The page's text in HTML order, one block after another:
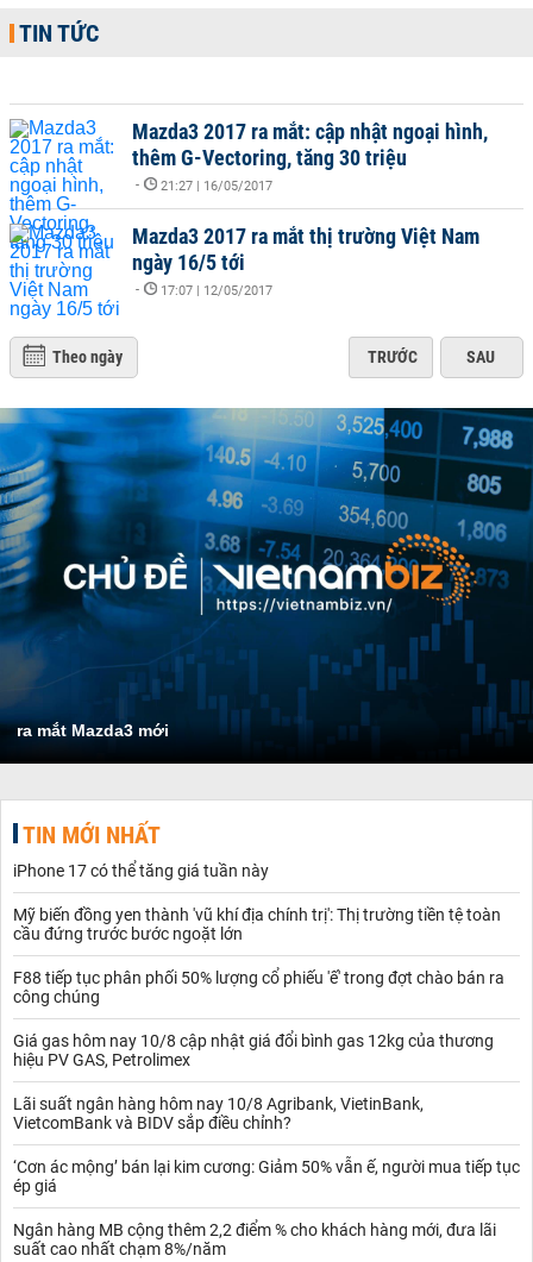
TIN TỨC
Mazda3 2017 ra mắt: cập nhật ngoại hình,
thêm G-Vectoring, tăng 30 triệu
- 21:27 | 16/05/2017
Mazda3 2017 ra mắt thị trường Việt Nam
ngày 16/5 tới
- 17:07 | 12/05/2017
Theo ngày TRƯỚC SAU
ra mắt Mazda3 mới
TIN MỚI NHẤT
iPhone 17 có thể tăng giá tuần này
Mỹ biến đồng yen thành 'vũ khí địa chính trị': Thị trường tiền tệ toàn
cầu đứng trước bước ngoặt lớn
F88 tiếp tục phân phối 50% lượng cổ phiếu 'ế' trong đợt chào bán ra
công chúng
Giá gas hôm nay 10/8 cập nhật giá đổi bình gas 12kg của thương
hiệu PV GAS, Petrolimex
Lãi suất ngân hàng hôm nay 10/8 Agribank, VietinBank,
VietcomBank và BIDV sắp điều chỉnh?
‘Cơn ác mộng’ bán lại kim cương: Giảm 50% vẫn ế, người mua tiếp tục
ép giá
Ngân hàng MB cộng thêm 2,2 điểm % cho khách hàng mới, đưa lãi
suất cao nhất chạm 8%/năm